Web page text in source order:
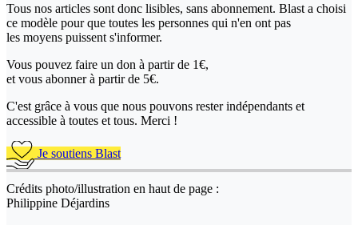
Tous nos articles sont donc lisibles, sans abonnement. Blast a choisi
ce modèle pour que toutes les personnes qui n'en ont pas
les moyens puissent s'informer.
Vous pouvez faire un don à partir de 1€,
et vous abonner à partir de 5€.
C'est grâce à vous que nous pouvons rester indépendants et
accessible à toutes et tous. Merci !
Je soutiens Blast
Crédits photo/illustration en haut de page :
Philippine Déjardins